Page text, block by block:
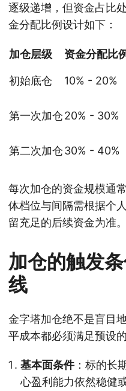
逐级递增，但资金占比
金分配比例设计如下：
加仓层级 资金分配比
初始底仓 10% - 20%
第一次加仓20% - 30%
第二次加仓30% - 40%
每次加仓的资金规模通
体档位与间隔需根据个
留充足的后续资金为准。
加仓的触发
线
金字塔加仓绝不是盲目
平成本都必须满足预设
基本面条件：标的长
心盈利能力依然稳健